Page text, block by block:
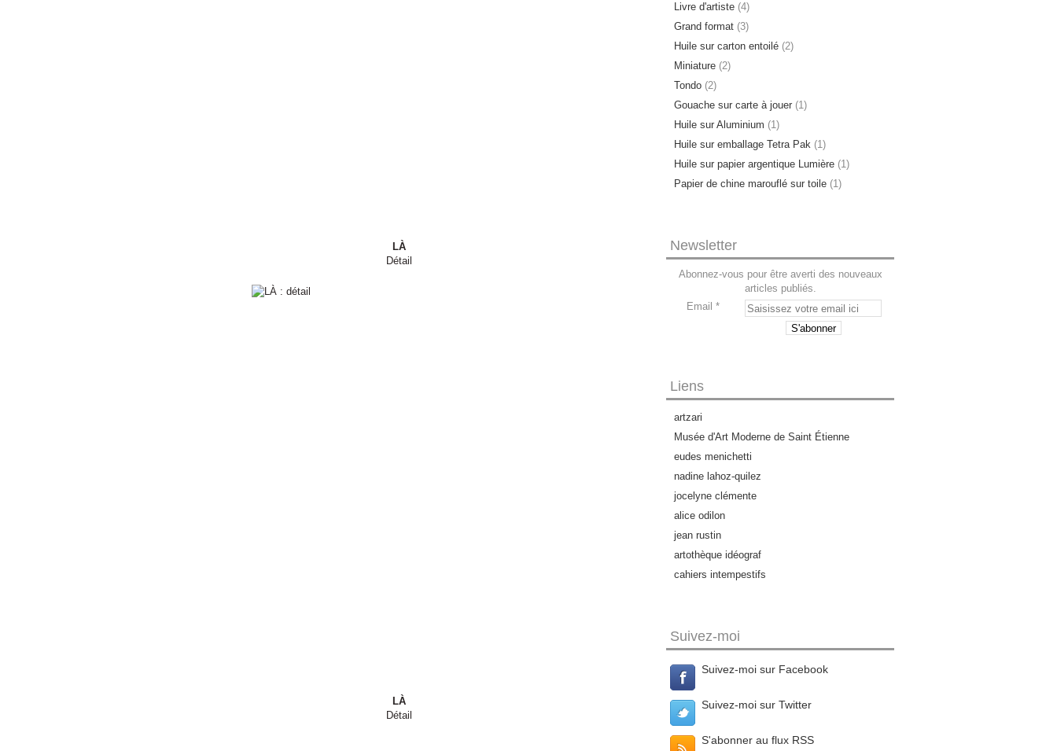
LÀ
Détail
LÀ
Détail
Livre d'artiste (4)
Grand format (3)
Huile sur carton entoilé (2)
Miniature (2)
Tondo (2)
Gouache sur carte à jouer (1)
Huile sur Aluminium (1)
Huile sur emballage Tetra Pak (1)
Huile sur papier argentique Lumière (1)
Papier de chine marouflé sur toile (1)
Newsletter
Abonnez-vous pour être averti des nouveaux
articles publiés.
Email
Liens
artzari
Musée d'Art Moderne de Saint Étienne
eudes menichetti
nadine lahoz-quilez
jocelyne clémente
alice odilon
jean rustin
artothèque idéograf
cahiers intempestifs
Suivez-moi
Suivez-moi sur Facebook
Suivez-moi sur Twitter
S'abonner au flux RSS